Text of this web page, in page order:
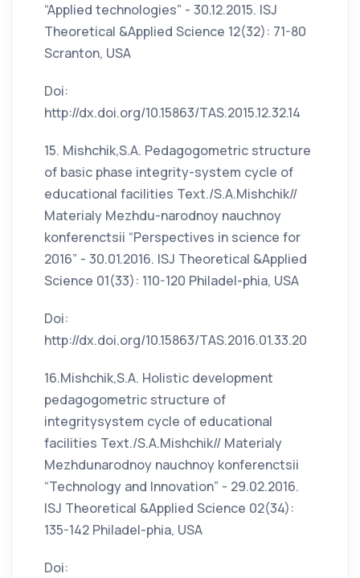
“Applied technologies” - 30.12.2015. ISJ
Theoretical &Applied Science 12(32): 71-80
Scranton, USA
Doi:
http://dx.doi.org/10.15863/TAS.2015.12.32.14
15. Mishchik,S.A. Pedagogometric structure
of basic phase integrity-system cycle of
educational facilities Text./S.A.Mishchik//
Materialy Mezhdu-narodnoy nauchnoy
konferenctsii “Perspectives in science for
2016” - 30.01.2016. ISJ Theoretical &Applied
Science 01(33): 110-120 Philadel-phia, USA
Doi:
http://dx.doi.org/10.15863/TAS.2016.01.33.20
16.Mishchik,S.A. Holistic development
pedagogometric structure of
integritysystem cycle of educational
facilities Text./S.A.Mishchik// Materialy
Mezhdunarodnoy nauchnoy konferenctsii
“Technology and Innovation” - 29.02.2016.
ISJ Theoretical &Applied Science 02(34):
135-142 Philadel-phia, USA
Doi: